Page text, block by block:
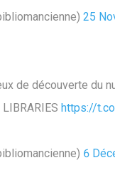
25
de découverte du
https://
6